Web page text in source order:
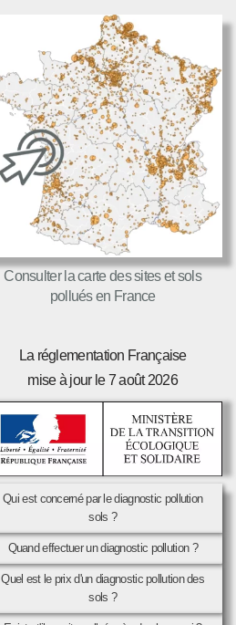
Consulter la carte des sites et sols
pollués en France
La réglementation Française
mise à jour le 7 août 2026
Qui est concerné par le diagnostic pollution
sols ?
Quand effectuer un diagnostic pollution ?
Quel est le prix d'un diagnostic pollution des
sols ?